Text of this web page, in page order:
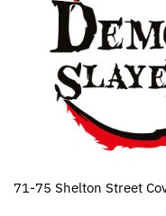
71-75 Shelton Street